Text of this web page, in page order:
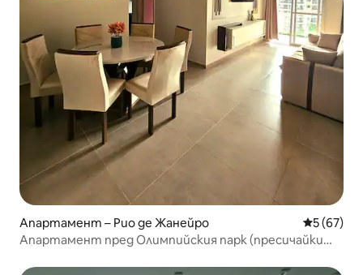
Апартамент – Рио де Жанейро Средна
5 (67)
Апартамент пред Олимпийския парк (пресичайки